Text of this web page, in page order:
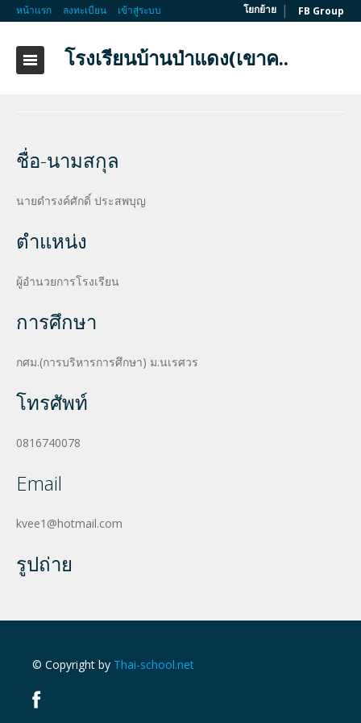
หน้าแรก ลงทะเบียน เข้าสู่ระบบ โยกย้าย | FB Group
โรงเรียนบ้านป่าแดง(เขาค..
ชื่อ-นามสกุล
นายดำรงค์ศักดิ์ ประสพบุญ
ตำแหน่ง
ผู้อำนวยการโรงเรียน
การศึกษา
กศม.(การบริหารการศึกษา) ม.นเรศวร
โทรศัพท์
0816740078
Email
kvee1@hotmail.com
รูปถ่าย
© Copyright by Thai-school.net